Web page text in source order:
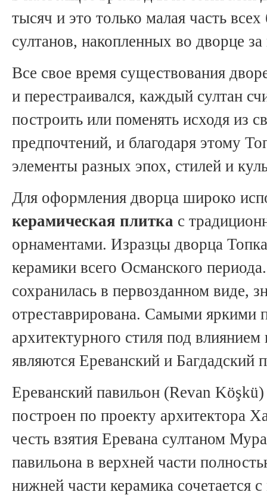
тысяч и это только малая часть всех
султанов, накопленных во дворце за
Все свое время существования
и перестраивался, каждый султан
построить или поменять исходя из
предпочтений, и благодаря этому
элементы разных эпох, стилей и
Для оформления дворца широко
керамическая плитка с
орнаментами. Изразцы дворца
керамики всего Османского
сохранилась в первозданном виде,
отреставрирована. Самыми яркими
архитектурного стиля под
являются Ереванский и Багдадский
Ереванский павильон (Revan
построен по проекту архитектора
честь взятия Еревана султаном
павильона в верхней части
нижней части керамика сочетается